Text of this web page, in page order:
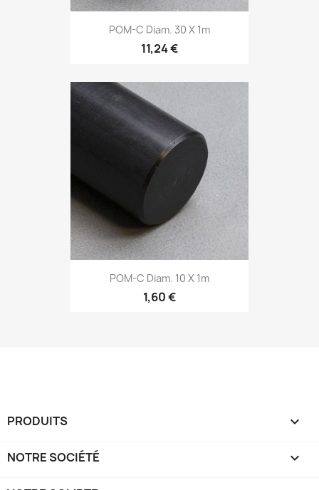
POM-C Diam. 30 X 1m
11,24 €
POM-C Diam. 10 X 1m
1,60 €
PRODUITS 
NOTRE SOCIÉTÉ 